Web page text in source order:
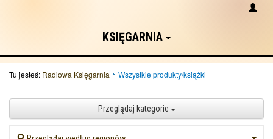
KSIĘGARNIA
Tu jesteś: Radiowa Księgarnia Wszystkie produkty/książki
Przeglądaj kategorie